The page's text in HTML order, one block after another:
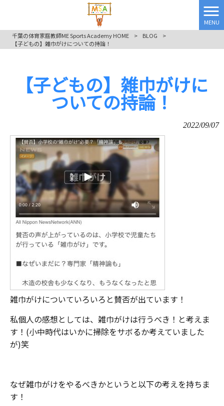
MENU
千葉の体育家庭教師ME Sports Academy HOME
> BLOG
>
【子どもの】雑巾がけについての持論！
【子どもの】雑巾がけに
ついての持論！
2022/09/07
雑巾がけについていろいろと賛否が出ています！
私個人の感想としては、雑巾がけは行うべき！と考えま
す！(小中時代はいかに掃除をサボるか考えていました
が)笑
なぜ雑巾がけをやるべきかというと以下の考えを持ちま
す！